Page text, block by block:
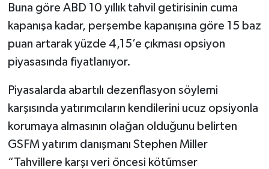
Buna göre ABD 10 yıllık tahvil getirisinin cuma
kapanışa kadar, perşembe kapanışına göre 15 baz
puan artarak yüzde 4,15’e çıkması opsiyon
piyasasında fiyatlanıyor.
Piyasalarda abartılı dezenflasyon söylemi
karşısında yatırımcıların kendilerini ucuz opsiyonla
korumaya almasının olağan olduğunu belirten
GSFM yatırım danışmanı Stephen Miller
“Tahvillere karşı veri öncesi kötümser